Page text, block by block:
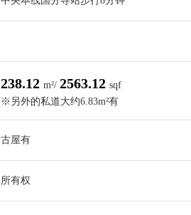
238.12 m²/ 2563.12 sqf
※另外的私道大约6.83m²有
古屋有
所有权